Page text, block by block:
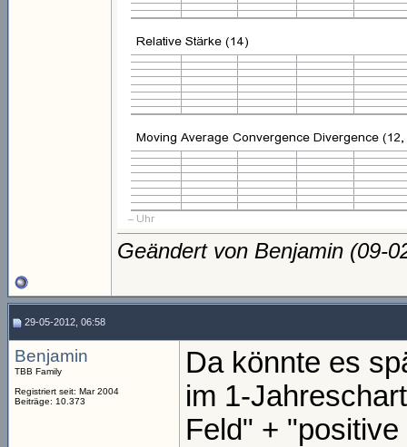
Geändert von Benjamin (09-
29-05-2012, 06:58
Benjamin
TBB Family
Registriert seit: Mar 2004
Beiträge: 10.373
Da könnte es
im 1-
Feld" +